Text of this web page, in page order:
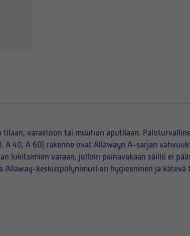
varastoon tai muuhun aputilaan.
40, A 60) rakenne ovat Allawayn A-sarjan
lukitsimien varaan, jolloin painavakaan säiliö ei
keskuspölynimuri on hygieeninen ja kätevä